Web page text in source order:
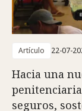
Artículo 22-07-
Hacia una
seguros,